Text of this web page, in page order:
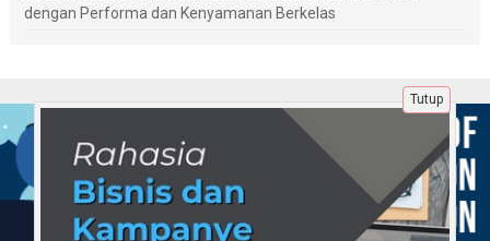
dengan Performa dan Kenyamanan Berkelas
Tutup